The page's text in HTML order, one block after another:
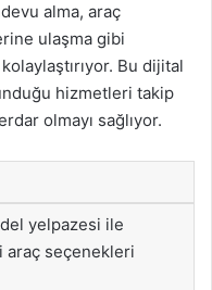
alma, araç
ulaşma gibi
Bu dijital
hizmetleri takip
olmayı sağlıyor.
yelpazesi ile
seçenekleri